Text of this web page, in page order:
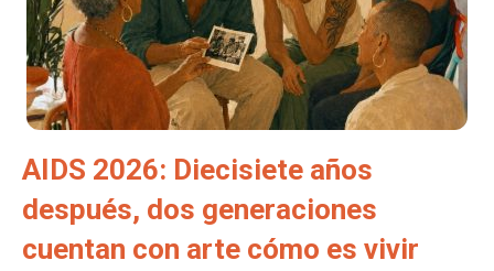
AIDS 2026: Diecisiete años
después, dos generaciones
cuentan con arte cómo es vivir